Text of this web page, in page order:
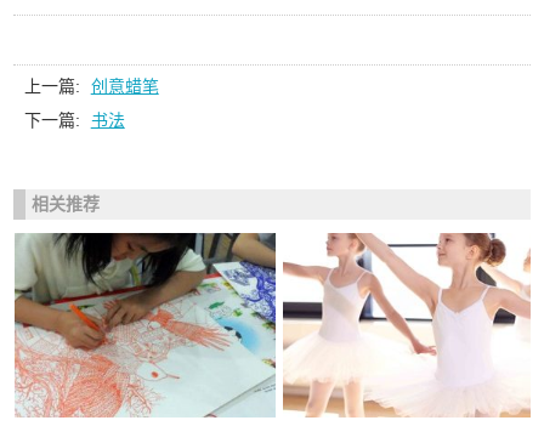
上一篇:
创意蜡笔
下一篇:
书法
相关推荐